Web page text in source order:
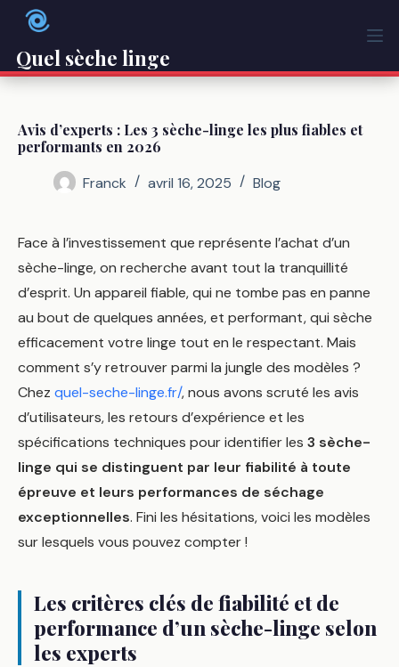
Passer
Quel sèche linge
Avis d’experts : Les 3 sèche-linge les plus fiables et
performants en 2026
Franck
avril 16, 2025 Blog
Face à l’investissement que représente l’achat d’un
sèche-linge, on recherche avant tout la tranquillité
d’esprit. Un appareil fiable, qui ne tombe pas en panne
au bout de quelques années, et performant, qui sèche
efficacement votre linge tout en le respectant. Mais
comment s’y retrouver parmi la jungle des modèles ?
Chez quel-seche-linge.fr/, nous avons scruté les avis
d’utilisateurs, les retours d’expérience et les
spécifications techniques pour identifier les 3 sèche-
linge qui se distinguent par leur fiabilité à toute
épreuve et leurs performances de séchage
exceptionnelles. Fini les hésitations, voici les modèles
sur lesquels vous pouvez compter !
Les critères clés de fiabilité et de
performance d’un sèche-linge selon
les experts